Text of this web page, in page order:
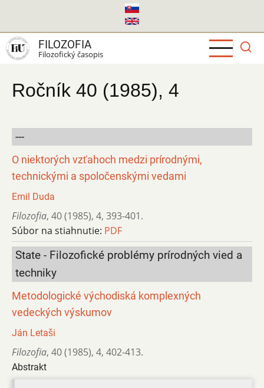
hlavný
obsah
FILOZOFIA
Filozofický časopis
Ročník 40 (1985), 4
---
O niektorých vzťahoch medzi prírodnými,
technickými a spoločenskými vedami
Emil Duda
Filozofia, 40 (1985), 4, 393-401.
Súbor na stiahnutie: PDF
State - Filozofické problémy prírodných vied a
techniky
Metodologické východiská komplexných
vedeckých výskumov
Ján Letaši
Filozofia, 40 (1985), 4, 402-413.
Abstrakt